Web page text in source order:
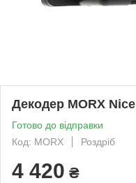
Декодер MORX Nice
Готово до відправки
Код: MORX
Роздріб
4 420 ₴